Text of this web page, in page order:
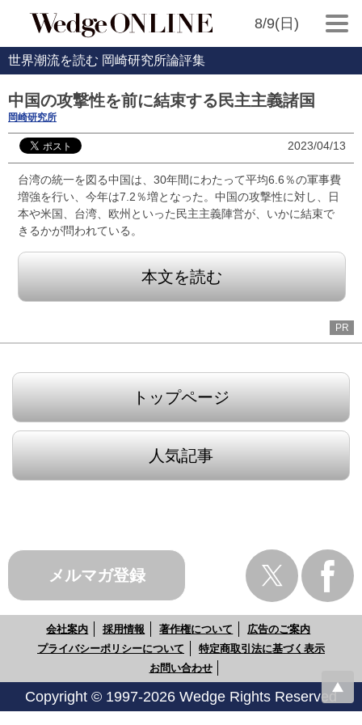
8/9(日)
世界潮流を読む 岡崎研究所論評集
中国の攻撃性を前に結束する民主主義諸国
岡崎研究所
2023/04/13
台湾の統一を図る中国は、30年間にわたって平均6.6％の軍事費
増強を行い、今年は7.2％増となった。中国の攻撃性に対し、日
本や米国、台湾、欧州といった民主主義陣営が、いかに結束で
きるかが問われている。
本文を読む
PR
トップページ
人気記事
メルマガ登録
会社案内 採用情報 著作権について
広告のご案内
プライバシーポリシーについて
特定商取引法に基づく表示
お問い合わせ
Copyright © 1997-2026 Wedge Rights Reserved